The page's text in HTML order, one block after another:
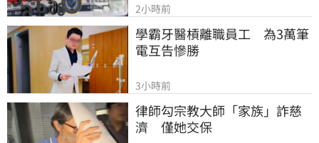
2小時前
學霸牙醫槓離職員工　為3萬筆
電互告慘勝
3小時前
律師勾宗教大師「家族」詐慈
濟　僅她交保